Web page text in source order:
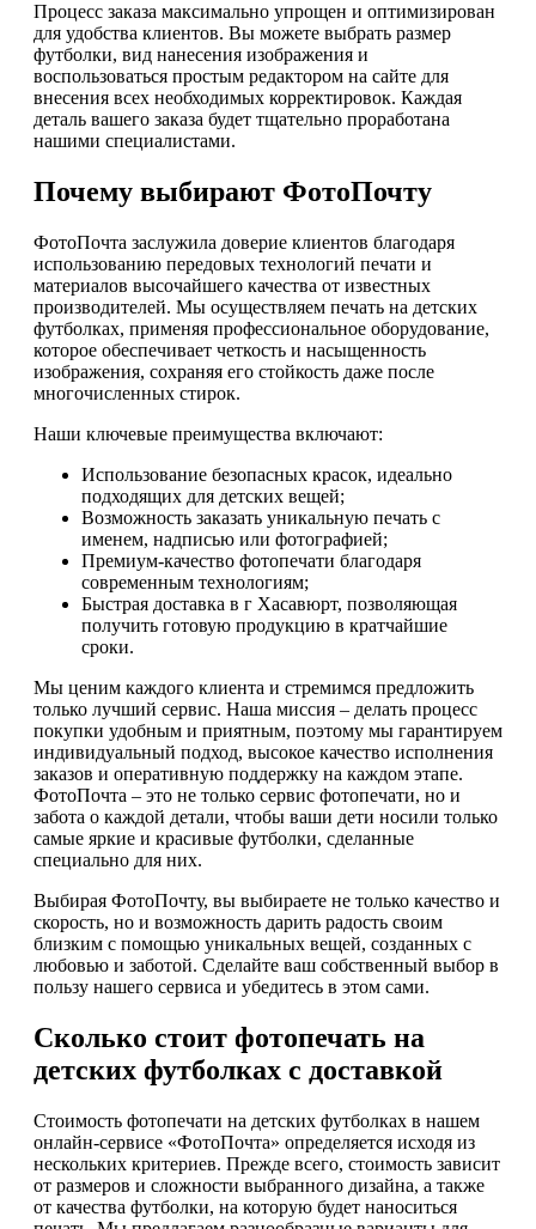
Процесс заказа максимально упрощен и оптимизирован
для удобства клиентов. Вы можете выбрать размер
футболки, вид нанесения изображения и
воспользоваться простым редактором на сайте для
внесения всех необходимых корректировок. Каждая
деталь вашего заказа будет тщательно проработана
нашими специалистами.
Почему выбирают ФотоПочту
ФотоПочта заслужила доверие клиентов благодаря
использованию передовых технологий печати и
материалов высочайшего качества от известных
производителей. Мы осуществляем печать на детских
футболках, применяя профессиональное оборудование,
которое обеспечивает четкость и насыщенность
изображения, сохраняя его стойкость даже после
многочисленных стирок.
Наши ключевые преимущества включают:
Использование безопасных красок, идеально
подходящих для детских вещей;
Возможность заказать уникальную печать с
именем, надписью или фотографией;
Премиум-качество фотопечати благодаря
современным технологиям;
Быстрая доставка в г Хасавюрт, позволяющая
получить готовую продукцию в кратчайшие
сроки.
Мы ценим каждого клиента и стремимся предложить
только лучший сервис. Наша миссия – делать процесс
покупки удобным и приятным, поэтому мы гарантируем
индивидуальный подход, высокое качество исполнения
заказов и оперативную поддержку на каждом этапе.
ФотоПочта – это не только сервис фотопечати, но и
забота о каждой детали, чтобы ваши дети носили только
самые яркие и красивые футболки, сделанные
специально для них.
Выбирая ФотоПочту, вы выбираете не только качество и
скорость, но и возможность дарить радость своим
близким с помощью уникальных вещей, созданных с
любовью и заботой. Сделайте ваш собственный выбор в
пользу нашего сервиса и убедитесь в этом сами.
Сколько стоит фотопечать на
детских футболках с доставкой
Стоимость фотопечати на детских футболках в нашем
онлайн-сервисе «ФотоПочта» определяется исходя из
нескольких критериев. Прежде всего, стоимость зависит
от размеров и сложности выбранного дизайна, а также
от качества футболки, на которую будет наноситься